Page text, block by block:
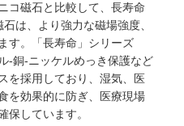
コ磁石と比較して、長寿命
は、より強力な磁場強度、
す。「長寿命」シリーズ
-銅-ニッケルめっき保護など
を採用しており、湿気、医
を効果的に防ぎ、医療現場
保しています。